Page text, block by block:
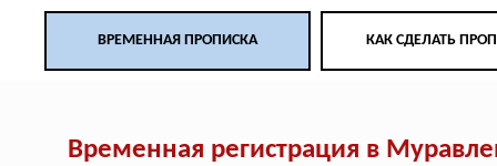
ВРЕМЕННАЯ ПРОПИСКА КАК СДЕЛАТЬ
Временная регистрация в